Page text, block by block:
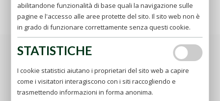
Principalmente devi insistere sulla base della giustizia
cristiana sul fondamento della bontà, sulla virtù, di cui
esplicitamente si porga a modello, voglio dire: l'umiltà.
Umiltà interna ed esterna; più interna però che esterna;
più sentita che dimostrata; più profonda che visibile.
abilitandone funzionalità di base quali la navigazione sulle
pagine e l'accesso alle aree protette del sito. Il sito web non è
in grado di funzionare correttamente senza questi cookie.
STATISTICHE
I cookie statistici aiutano i proprietari del sito web a capire
come i visitatori interagiscono con i siti raccogliendo e
trasmettendo informazioni in forma anonima.